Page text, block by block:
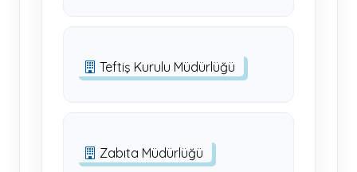
Teftiş Kurulu Müdürlüğü
Zabıta Müdürlüğü